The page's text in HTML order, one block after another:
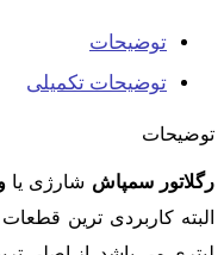
توضیحات
توضیحات تکمیلی
توضیحات
رگلاتور سمپاش شارژی یا
البته کاربردی ترین